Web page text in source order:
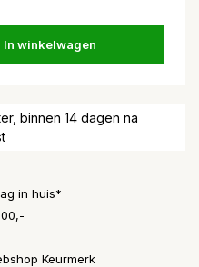
In winkelwagen
binnen 14 dagen na
in huis*
Keurmerk